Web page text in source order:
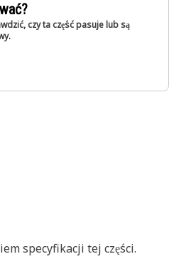
czy ta część pasuje lub są
specyfikacji tej części.